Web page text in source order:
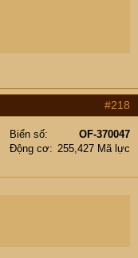
#218
Biển số
OF-370047
Động cơ
255,427 Mã lực